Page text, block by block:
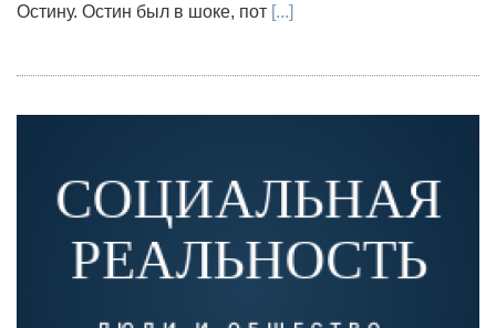
Остину. Остин был в шоке, пот [...]